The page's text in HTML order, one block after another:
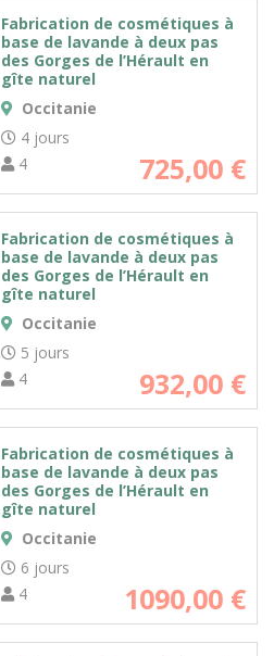
Fabrication de cosmétiques à
base de lavande à deux pas
des Gorges de l’Hérault en
gîte naturel
Occitanie
4 jours
4
725,00 €
Fabrication de cosmétiques à
base de lavande à deux pas
des Gorges de l’Hérault en
gîte naturel
Occitanie
5 jours
4
932,00 €
Fabrication de cosmétiques à
base de lavande à deux pas
des Gorges de l’Hérault en
gîte naturel
Occitanie
6 jours
4
1090,00 €